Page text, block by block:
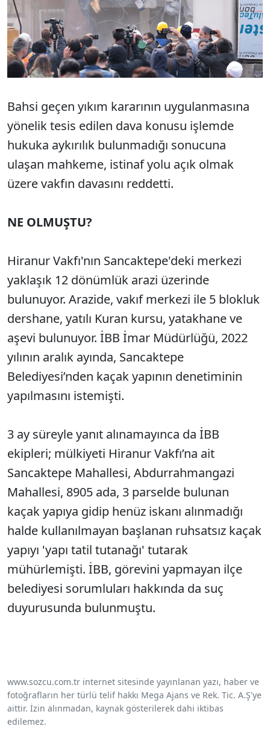
Bahsi geçen yıkım kararının uygulanmasına
yönelik tesis edilen dava konusu işlemde
hukuka aykırılık bulunmadığı sonucuna
ulaşan mahkeme, istinaf yolu açık olmak
üzere vakfın davasını reddetti.
NE OLMUŞTU?
Hiranur Vakfı'nın Sancaktepe'deki merkezi
yaklaşık 12 dönümlük arazi üzerinde
bulunuyor. Arazide, vakıf merkezi ile 5 blokluk
dershane, yatılı Kuran kursu, yatakhane ve
aşevi bulunuyor. İBB İmar Müdürlüğü, 2022
yılının aralık ayında, Sancaktepe
Belediyesi’nden kaçak yapının denetiminin
yapılmasını istemişti.
3 ay süreyle yanıt alınamayınca da İBB
ekipleri; mülkiyeti Hiranur Vakfı’na ait
Sancaktepe Mahallesi, Abdurrahmangazi
Mahallesi, 8905 ada, 3 parselde bulunan
kaçak yapıya gidip henüz iskanı alınmadığı
halde kullanılmayan başlanan ruhsatsız kaçak
yapıyı 'yapı tatil tutanağı' tutarak
mühürlemişti. İBB, görevini yapmayan ilçe
belediyesi sorumluları hakkında da suç
duyurusunda bulunmuştu.
www.sozcu.com.tr internet sitesinde yayınlanan yazı, haber ve
fotoğrafların her türlü telif hakkı Mega Ajans ve Rek. Tic. A.Ş'ye
aittir. İzin alınmadan, kaynak gösterilerek dahi iktibas
edilemez.